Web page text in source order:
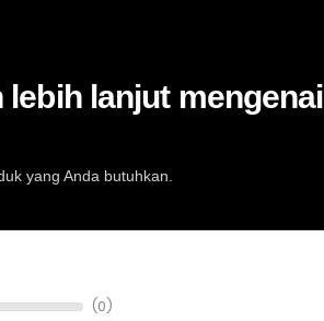
lanjut mengenai
yang Anda butuhkan.
(0)